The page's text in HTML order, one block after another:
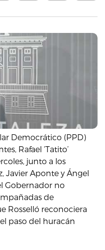
Democrático (PPD)
Rafael ‘Tatito’
junto a los
Javier Aponte y Ángel
Gobernador no
de
Rosselló reconociera
paso del huracán